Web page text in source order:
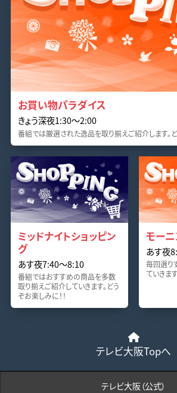
お買い物パラダイス
きょう深夜1:30〜2:00
番組では厳選された逸品を取り揃えご紹介します。ど
ミッドナイトショッピン
グ
あす夜7:40〜8:10
番組ではおすすめの商品を多数
取り揃えご紹介していきます。どう
ぞお楽しみに！！
モー
あす夜
毎回選り
ていきま
テレビ大阪Topへ
テレビ大阪（公式）